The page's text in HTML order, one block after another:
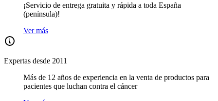
¡Servicio de entrega gratuita y rápida a toda España
(península)!
Ver más
Expertas desde 2011
Más de 12 años de experiencia en la venta de productos para
pacientes que luchan contra el cáncer